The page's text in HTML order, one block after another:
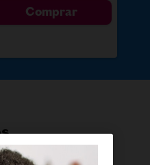
Comprar